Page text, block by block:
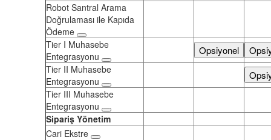
Robot Santral Arama
Doğrulaması ile Kapıda
Ödeme
Tier I Muhasebe
Entegrasyonu
Opsiyonel
Tier II Muhasebe
Entegrasyonu
Tier III Muhasebe
Entegrasyonu
Sipariş Yönetim
Cari Ekstre